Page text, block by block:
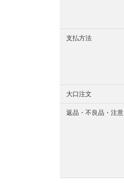
支払方法
大口注文
返品・不良品・注意